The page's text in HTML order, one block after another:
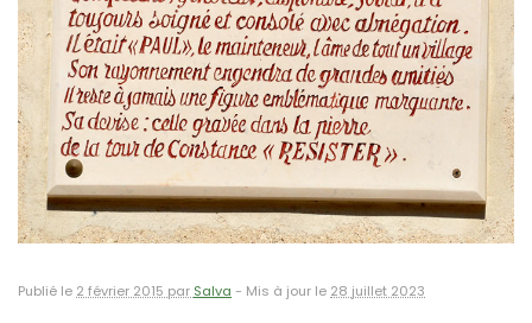
Publié le 2 février 2015 par Salva - Mis à jour le 28 juillet 2023